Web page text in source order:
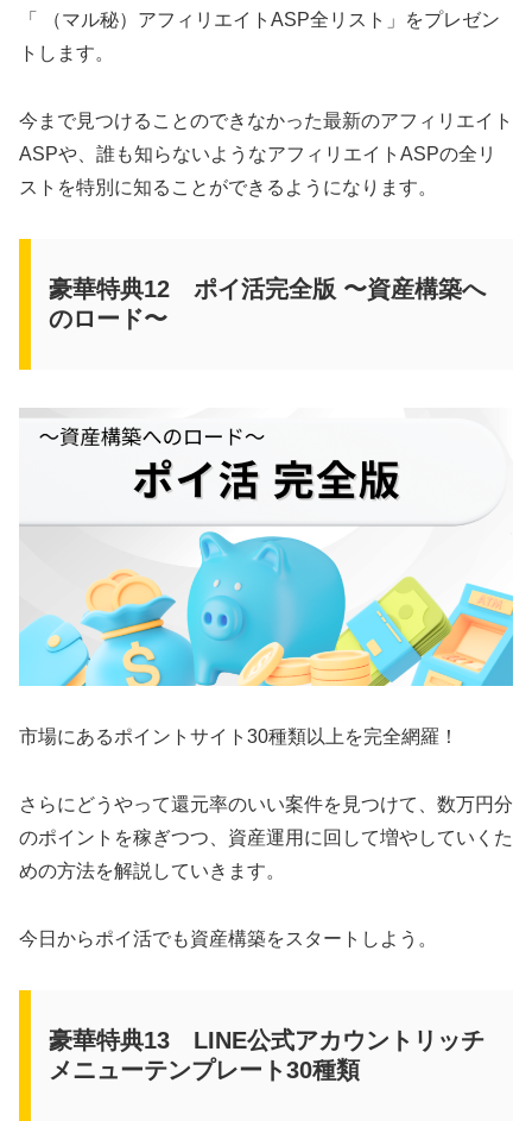
「 （マル秘）アフィリエイトASP全リスト」をプレゼン
トします。
今まで見つけることのできなかった最新のアフィリエイト
ASPや、誰も知らないようなアフィリエイトASPの全リ
ストを特別に知ることができるようになります。
豪華特典12 ポイ活完全版 〜資産構築へ
のロード〜
市場にあるポイントサイト30種類以上を完全網羅！
さらにどうやって還元率のいい案件を見つけて、数万円分
のポイントを稼ぎつつ、資産運用に回して増やしていくた
めの方法を解説していきます。
今日からポイ活でも資産構築をスタートしよう。
豪華特典13 LINE公式アカウントリッチ
メニューテンプレート30種類